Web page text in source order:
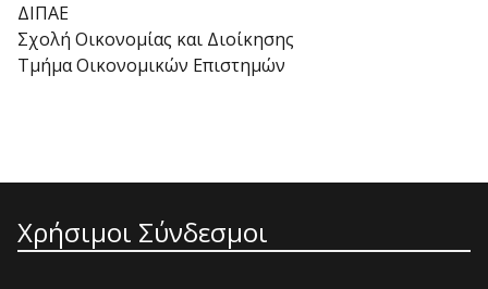
ΔΙΠΑΕ
Σχολή Οικονομίας και Διοίκησης
Τμήμα Οικονομικών Επιστημών
Χρήσιμοι Σύνδεσμοι